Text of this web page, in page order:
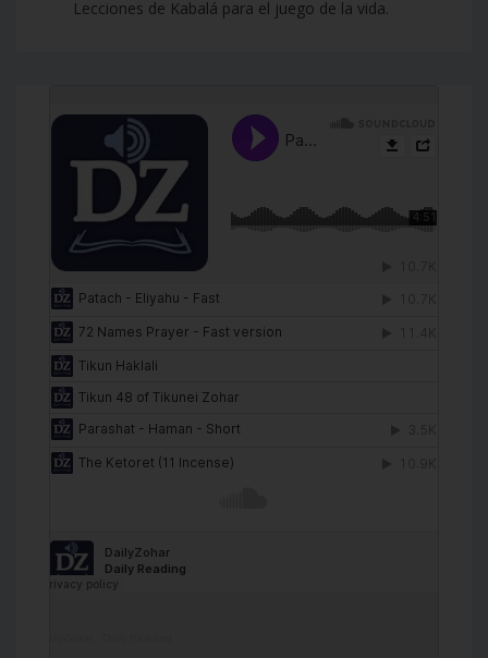
Lecciones de Kabalá para el juego de la vida.